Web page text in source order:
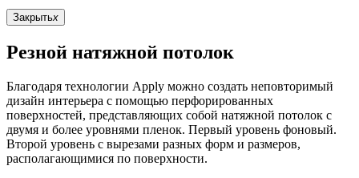
Закрытьx
Резной натяжной потолок
Благодаря технологии Apply можно создать неповторимый
дизайн интерьера с помощью перфорированных
поверхностей, представляющих собой натяжной потолок с
двумя и более уровнями пленок. Первый уровень фоновый.
Второй уровень с вырезами разных форм и размеров,
располагающимися по поверхности.